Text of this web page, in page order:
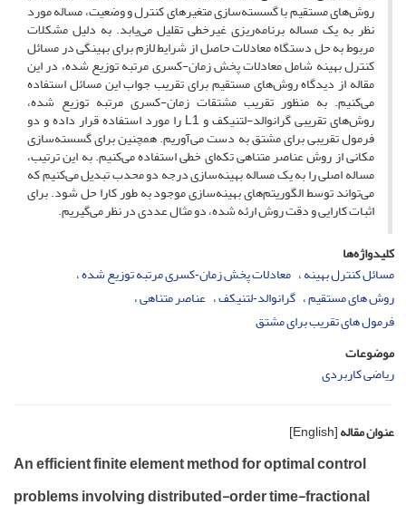
روش‌های مستقیم با گسسته‌سازی متغیرهای کنترل و وضعیت، مساله مورد
نظر به یک مساله برنامه‌ریزی غیرخطی تقلیل می‌یابد. به دلیل مشکلات
مربوط به حل دستگاه معادلات حاصل از شرایط لازم برای بهینگی در مسائل
کنترل بهینه شامل معادلات پخش زمان-کسری مرتبه توزیع شده، در این
مقاله از دیدگاه روش‌های مستقیم برای تقریب جواب این مسائل استفاده
می‌کنیم. به منظور تقریب مشتقات زمان-کسری مرتبه توزیع شده،
رو‌ش‌های تقریبی گرانوالد-لتنیکف و L1 را مورد استفاده قرار داده و دو
فرمول تقریبی برای مشتق به دست می‌آوریم. همچنین برای گسسته‌سازی
مکانی از روش عناصر متناهی تکه‌ای خطی استفاده می‌کنیم. به این ترتیب،
مساله اصلی را به یک مساله بهینه‌سازی درجه دو محدب تبدیل می‌کنیم که
می‌تواند توسط الگوریتم‌های بهینه‌سازی موجود به طور کارا حل شود. برای
اثبات کارایی و دقت روش ارئه شده، دو مثال عددی در نظر می‌گیریم.
کلیدواژه‌ها
مسائل کنترل بهینه معادلات پخش زمان‑کسری مرتبه توزیع شده
روش های مستقیم گرانوالد‑لتنیکف عناصر متناهی
فرمول های تقریب برای مشتق
موضوعات
ریاضی کاربردی
عنوان مقاله[English]
An efficient finite element method for optimal control
problems involving distributed-order time-fractional